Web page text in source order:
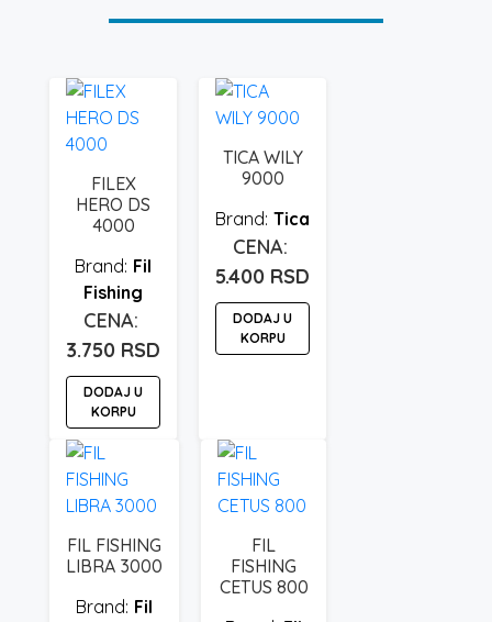
FILEX
HERO DS
4000
Fil
Fishing
3.750 RSD
DODAJ U
KORPU
TICA WILY
9000
Tica
5.400 RSD
DODAJ U
KORPU
FIL FISHING
LIBRA 3000
Fil
FIL
FISHING
CETUS 800